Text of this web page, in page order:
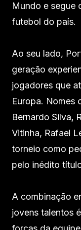
Mundo e segue
futebol do país.
Ao seu lado,
geração
jogadores que
Europa. Nomes
Bernardo Silva,
Vitinha, Rafael
torneio como
pelo inédito
A combinação
jovens talentos